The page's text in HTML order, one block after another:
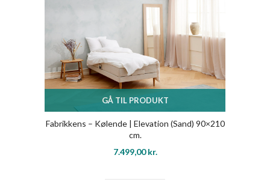
GÅ TIL PRODUKT
Fabrikkens – Kølende | Elevation (Sand) 90×210
cm.
7.499,00kr.